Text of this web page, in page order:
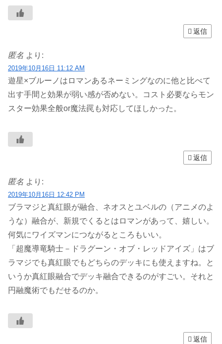
返信
匿名 より:
2019年10月16日 11:12 AM
遊星×ブルーノはロマンあるネーミングなのに他と比べて
出す手間と効果が弱い感が否めない。コスト必要ならモン
スター効果全般or魔法罠も対応してほしかった。
返信
匿名 より:
2019年10月16日 12:42 PM
ブラマジと真紅眼が融合、ネオスとユベルの（アニメのよ
うな）融合が、新規でくるとはロマンがあって、嬉しい。
何気にワイズマンにつながるところもいい。
「超魔導竜騎士－ドラグーン・オブ・レッドアイズ」はブ
ラマジでも真紅眼でもどちらのデッキにも使えますね。と
いうか真紅眼融合でデッキ融合できるのがすごい。それと
円融魔術でもだせるのか。
返信